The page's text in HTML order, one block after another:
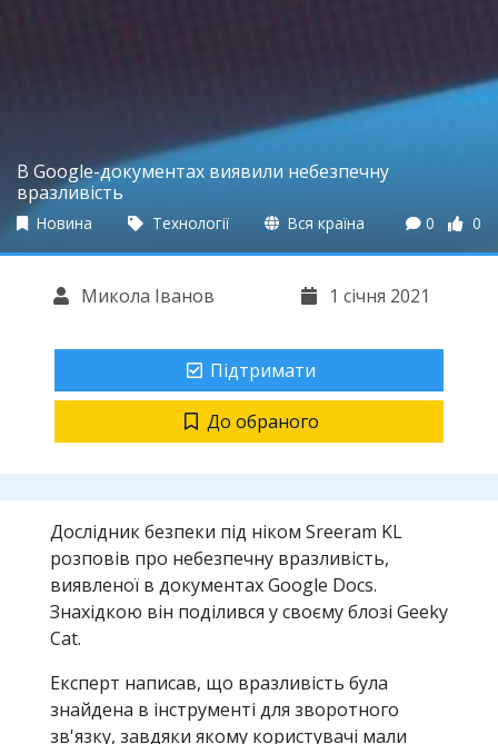
В Google-документах виявили небезпечну
вразливість
Новина Технології Вся країна 0 0
Микола Іванов 1 січня 2021
Підтримати
До обраного
Дослідник безпеки під ніком Sreeram KL
розповів про небезпечну вразливість,
виявленої в документах Google Docs.
Знахідкою він поділився у своєму блозі Geeky
Cat.
Експерт написав, що вразливість була
знайдена в інструменті для зворотного
зв'язку, завдяки якому користувачі мали